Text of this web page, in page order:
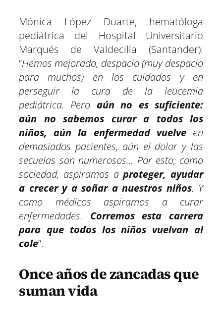
Mónica López Duarte, hematóloga
pediátrica del Hospital Universitario
Marqués de Valdecilla (Santander):
“Hemos mejorado, despacio (muy despacio
para muchos) en los cuidados y en
perseguir la cura de la leucemia
pediátrica. Pero aún no es suficiente:
aún no sabemos curar a todos los
niños, aún la enfermedad vuelveen
demasiados pacientes, aún el dolor y las
secuelas son numerosos… Por esto, como
sociedad, aspiramos aproteger, ayudar
a crecer y a soñar a nuestros niños. Y
como médicos aspiramos a curar
enfermedades.
Corremos esta carrera
para que todos los niños vuelvan al
cole”.
Once años de zancadas que
suman vida